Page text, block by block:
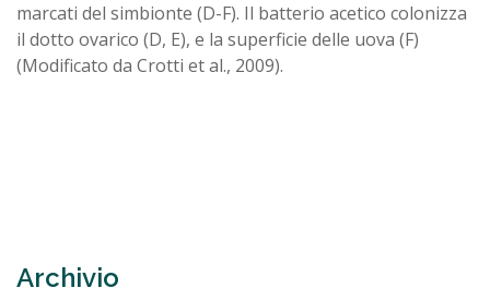
marcati del simbionte (D-F). Il batterio acetico colonizza
il dotto ovarico (D, E), e la superficie delle uova (F)
(Modificato da Crotti et al., 2009).
Archivio